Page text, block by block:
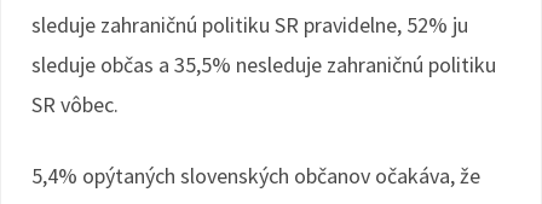
sleduje zahraničnú politiku SR pravidelne, 52% ju
sleduje občas a 35,5% nesleduje zahraničnú politiku
SR vôbec.
5,4% opýtaných slovenských občanov očakáva, že